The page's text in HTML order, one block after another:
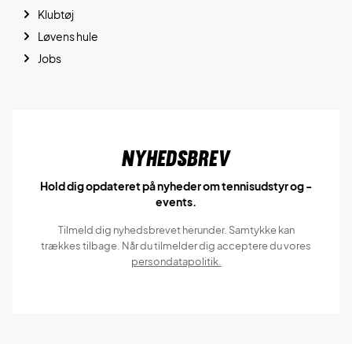
Klubtøj
Løvens hule
Jobs
Nyhedsbrev
Hold dig opdateret på nyheder om tennisudstyr og -
events.
Tilmeld dig nyhedsbrevet herunder. Samtykke kan
trækkes tilbage. Når du tilmelder dig acceptere du vores
persondatapolitik.